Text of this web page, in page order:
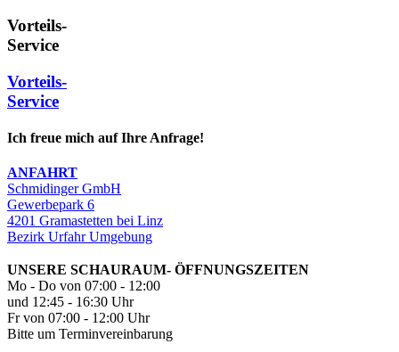
Vorteils-
Service
Vorteils-
Service
Ich freue mich auf Ihre Anfrage!
ANFAHRT
Schmidinger GmbH
Gewerbepark 6
4201 Gramastetten bei Linz
Bezirk Urfahr Umgebung
UNSERE SCHAURAUM- ÖFFNUNGSZEITEN
Mo - Do von 07:00 - 12:00
und 12:45 - 16:30 Uhr
Fr von 07:00 - 12:00 Uhr
Bitte um Terminvereinbarung